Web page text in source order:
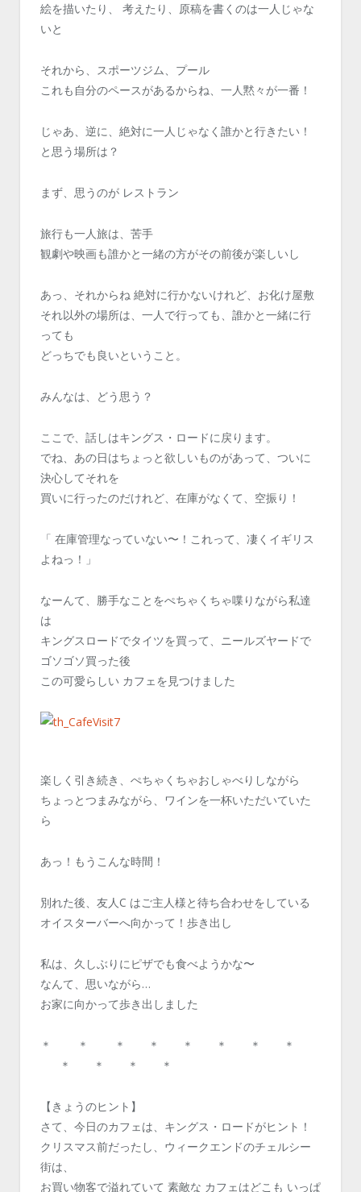
絵を描いたり、 考えたり、原稿を書くのは一人じゃな
いと
それから、スポーツジム、プール
これも自分のペースがあるからね、一人黙々が一番！
じゃあ、逆に、絶対に一人じゃなく誰かと行きたい！
と思う場所は？
まず、思うのが レストラン
旅行も一人旅は、苦手
観劇や映画も誰かと一緒の方がその前後が楽しいし
あっ、それからね 絶対に行かないけれど、お化け屋敷
それ以外の場所は、一人で行っても、誰かと一緒に行
っても
どっちでも良いということ。
みんなは、どう思う？
ここで、話しはキングス・ロードに戻ります。
でね、あの日はちょっと欲しいものがあって、ついに
決心してそれを
買いに行ったのだけれど、在庫がなくて、空振り！
「 在庫管理なっていない〜！これって、凄くイギリス
よねっ！」
なーんて、勝手なことをぺちゃくちゃ喋りながら私達
は
キングスロードでタイツを買って、ニールズヤードで
ゴソゴソ買った後
この可愛らしい カフェを見つけました
楽しく引き続き、ぺちゃくちゃおしゃべりしながら
ちょっとつまみながら、ワインを一杯いただいていた
ら
あっ！もうこんな時間！
別れた後、友人C はご主人様と待ち合わせをしている
オイスターバーへ向かって！歩き出し
私は、久しぶりにピザでも食べようかな〜
なんて、思いながら…
お家に向かって歩き出しました
＊ ＊ ＊ ＊ ＊ ＊ ＊ ＊
＊ ＊ ＊ ＊
【きょうのヒント】
さて、今日のカフェは、キングス・ロードがヒント！
クリスマス前だったし、ウィークエンドのチェルシー
街は、
お買い物客で溢れていて 素敵な カフェはどこも いっぱ